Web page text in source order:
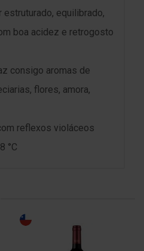
estruturado, equilibrado,
boa acidez e retrogosto
consigo aromas de
flores, amora,
reflexos violáceos
°C